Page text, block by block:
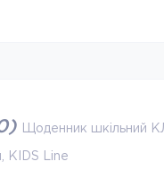
) Щоденник шкільний
KIDS Line